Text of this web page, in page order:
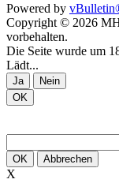
Powered by
Copyright © 2026
vorbehalten.
Die Seite wurde um
Lädt...
Ja
Nein
OK
OK Abbrechen
X